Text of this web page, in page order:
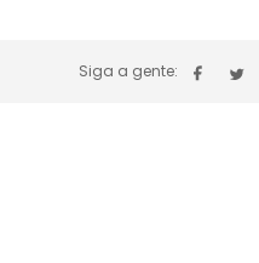
Siga a gente: